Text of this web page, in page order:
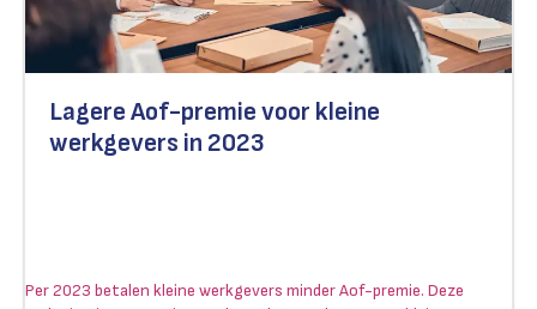
Lagere Aof-premie voor kleine
werkgevers in 2023
Per 2023 betalen kleine werkgevers minder Aof-premie. Deze